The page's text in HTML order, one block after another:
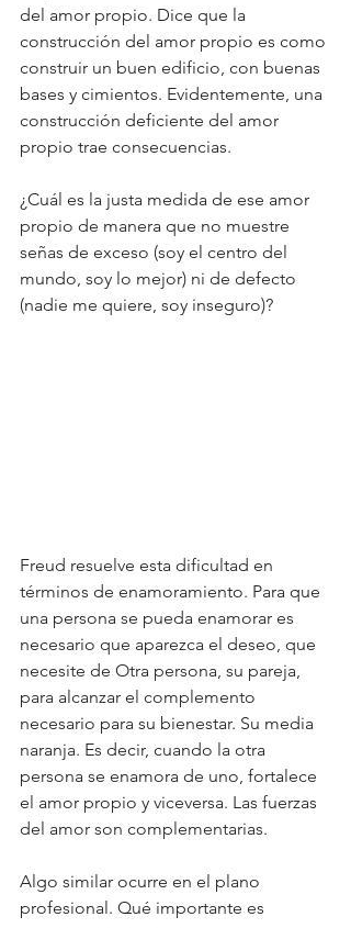
del amor propio. Dice que la
construcción del amor propio es como
construir un buen edificio, con buenas
bases y cimientos. Evidentemente, una
construcción deficiente del amor
propio trae consecuencias.
¿Cuál es la justa medida de ese amor
propio de manera que no muestre
señas de exceso (soy el centro del
mundo, soy lo mejor) ni de defecto
(nadie me quiere, soy inseguro)?
Freud resuelve esta dificultad en
términos de enamoramiento. Para que
una persona se pueda enamorar es
necesario que aparezca el deseo, que
necesite de Otra persona, su pareja,
para alcanzar el complemento
necesario para su bienestar. Su media
naranja. Es decir, cuando la otra
persona se enamora de uno, fortalece
el amor propio y viceversa. Las fuerzas
del amor son complementarias.
Algo similar ocurre en el plano
profesional. Qué importante es